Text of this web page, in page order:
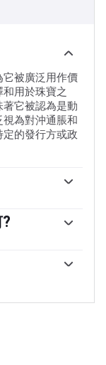
被廣泛用作價
用於珠寶之
它被認為是動
為對沖通脹和
的發行方或政
買黃金，以提
備可以成為一
，價值約700億
上漲，使投資
黃金與風險資
格，因其避險
盡管如此，由
取決於美元